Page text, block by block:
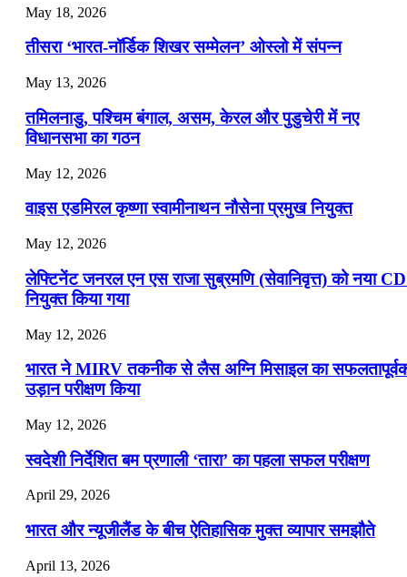
July 22, 2026
📝 डेली करेंट अफेयर्स: 19-21 जुलाई 2026
July 19, 2026
📝 डेली करेंट अफेयर्स: 16-18 जुलाई 2026
May 18, 2026
तीसरा ‘भारत-नॉर्डिक शिखर सम्मेलन’ ओस्लो में संपन्न
May 13, 2026
तमिलनाडु, पश्चिम बंगाल, असम, केरल और पुडुचेरी में नए
विधानसभा का गठन
May 12, 2026
वाइस एडमिरल कृष्णा स्वामीनाथन नौसेना प्रमुख नियुक्त
May 12, 2026
लेफ्टिनेंट जनरल एन एस राजा सुब्रमणि (सेवानिवृत्त) को नया
नियुक्त किया गया
May 12, 2026
भारत ने MIRV तकनीक से लैस अग्नि मिसाइल का
उड़ान परीक्षण किया
May 12, 2026
स्वदेशी निर्देशित बम प्रणाली ‘तारा’ का पहला सफल परीक्षण
April 29, 2026
भारत और न्यूजीलैंड के बीच ऐतिहासिक मुक्त व्यापार समझौते
April 13, 2026